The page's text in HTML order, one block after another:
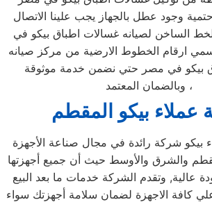
وجود عطل بالجهاز يجب علينا الاتصال
الساخن لصيانه غسالات اطباق بيكو في
ارقام الخطوط الارضية من مركز صيانه
بيكو في مصر حتي نضمن خدمة موثوقة
وبالضمان المعتمد ،
عملاء بيكو المقطم
بيكو شركة رائدة في مجال صناعة الأجهزة
والشرق والأوسط حيث أن جميع أجهزتها
عالية, وتقدم الشركة خدمات ما بعد البيع
كافة الاجهزة لضمان سلامة أجهزتك سواء